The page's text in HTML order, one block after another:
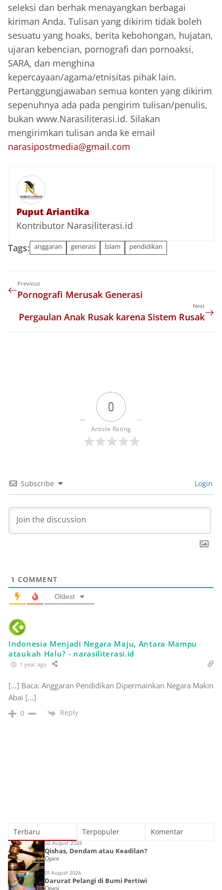
seleksi dan berhak menayangkan berbagai
kiriman Anda. Tulisan yang dikirim tidak boleh
sesuatu yang hoaks, berita kebohongan, hujatan,
ujaran kebencian, pornografi dan pornoaksi,
SARA, dan menghina
kepercayaan/agama/etnisitas pihak lain.
Pertanggungjawaban semua konten yang dikirim
sepenuhnya ada pada pengirim tulisan/penulis,
bukan www.Narasiliterasi.id. Silakan
mengirimkan tulisan anda ke email
narasipostmedia@gmail.com
Puput Ariantika
Kontributor Narasiliterasi.id
Tags: anggaran generasi İslam pendidikan
Previous
Pornografi Merusak Generasi
Next
Pergaulan Anak Rusak karena Sistem Rusak
0
Article Rating
Subscribe Login
1 COMMENT
Oldest
Indonesia Menjadi Negara Maju, Antara Mampu
ataukah Halu? - narasiliterasi.id
1 year ago
[…] Baca: Anggaran Pendidikan Dipermainkan Negara Makin
Abai […]
0 Reply
Terbaru Terpopuler Komentar
02 August 2026
Qishas, Dendam atau Keadilan?
Opini
01 August 2026
Darurat Pelangi di Bumi Pertiwi
Opini